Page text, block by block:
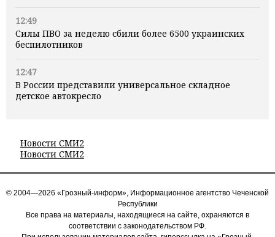
12:49
Силы ПВО за неделю сбили более 6500 украинских
беспилотников
12:47
В России представили универсальное складное
детское автокресло
Новости СМИ2
Новости СМИ2
© 2004—2026 «Грозный-информ», Информационное агентство Чеченской
Республики
Все права на материалы, находящиеся на сайте, охраняются в
соответствии с законодательством РФ.